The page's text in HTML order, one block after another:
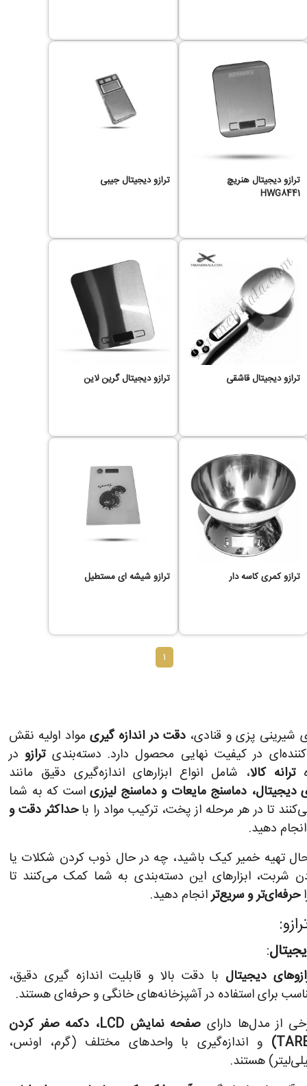
ترازو دیجیتال هنریچ
HWG8441
ترازو دیجیتال جیبی
ترازو دیجیتال قاشقی ترازو دیجیتال گرین لاین
ترازو کمری کاسه دار ترازو شیشه ای مستطیل
1
شیرینی‌ پزی و قنادی، دقت در اندازه‌ گیری مواد اولیه نقش
در کیفیت نهایی محصول دارد. دسته‌بندیترازودر
ترانه کالا، شامل انواع ابزارهای اندازه‌گیری دقیق مانند
دیجیتال، دماسنج مایعات و دماسنج لیزری است که به شما
تا در هر مرحله از پخت، ترکیب مواد را باحداکثر دقت و
دهید.
تهیه خمیر کیک باشید، چه در حال ذوب کردن شکلات یا
شربت، ابزارهای این دسته‌بندی به شما کمک می‌کنند تا
حرفه‌ای‌تر و سریع‌ترانجام دهید.
:
دیجیتال با دقت بالا و قابلیت اندازه‌ گیری دقیق،
برای استفاده در آشپزخانه‌های خانگی و حرفه‌ای هستند.
از مدل‌ها دارای
صفحه نمایش LCD، دکمه صفر کردن
و اندازه‌گیری با واحدهای مختلف (گرم، اونس،
هستند.